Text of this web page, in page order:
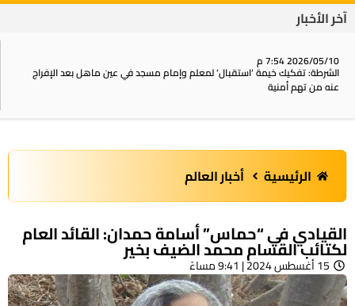
آخر الأخبار
2026/05/10 7:54 م
الشرطة: تفكيك خيمة ‘استقبال‘ لمعلم وإمام مسجد في عين ماهل بعد الإفراج
عنه من تهم أمنية
الرئيسية أخبار العالم
القيادي في “حماس” أسامة حمدان: القائد العام
لكتائب القسام محمد الضيف بخير
15 أغسطس 2024 | 9:41 مساءً